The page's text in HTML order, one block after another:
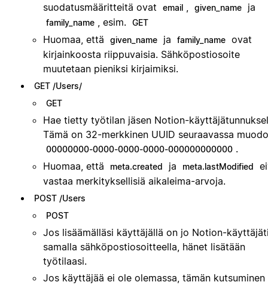
suodatusmääritteitä ovat
email given_name ja
family_name , esim. GET
Huomaa, että given_name ja family_name ovat
kirjainkoosta riippuvaisia. Sähköpostiosoite
muutetaan pieniksi kirjaimiksi.
GET /Users/
GET
Hae tietty työtilan jäsen Notion-
Tämä on 32-merkkinen UUID seuraavassa
00000000-0000-0000-0000-000000000000 .
Huomaa, että
meta.created ja meta.lastModified
vastaa merkityksellisiä aikaleima-arvoja.
POST /Users
POST
Jos lisäämälläsi käyttäjällä on jo Notion-
samalla sähköpostiosoitteella, hänet lisätään
työtilaasi.
Jos käyttäjää ei ole olemassa, tämän kutsuminen